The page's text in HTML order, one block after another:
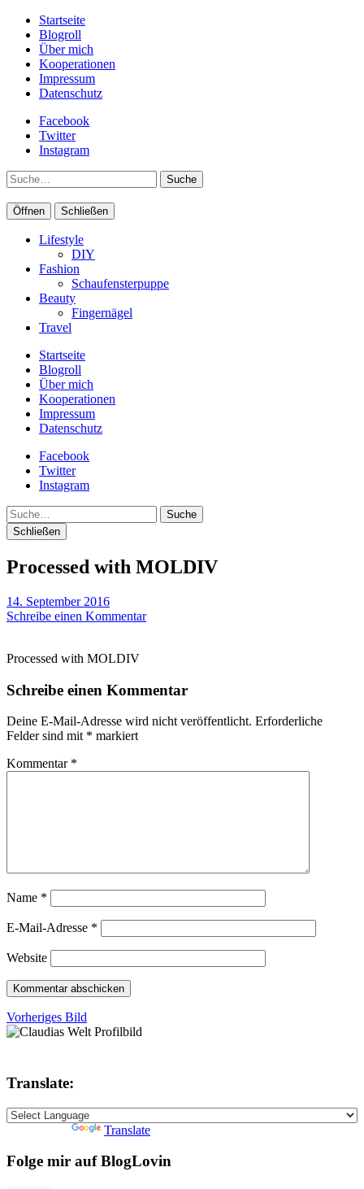
Startseite
Blogroll
Über mich
Kooperationen
Impressum
Datenschutz
Facebook
Twitter
Instagram
Suche
Öffnen Schließen
Lifestyle
DIY
Fashion
Schaufensterpuppe
Beauty
Fingernägel
Travel
Startseite
Blogroll
Über mich
Kooperationen
Impressum
Datenschutz
Facebook
Twitter
Instagram
Suche
Schließen
Processed with MOLDIV
14. September 2016
Schreibe einen Kommentar
Processed with MOLDIV
Schreibe einen Kommentar
Deine E-Mail-Adresse wird nicht veröffentlicht. Erforderliche
Felder sind mit * markiert
Kommentar *
Name *
E-Mail-Adresse *
Website
Vorheriges Bild
Translate:
Translate
Folge mir auf BlogLovin